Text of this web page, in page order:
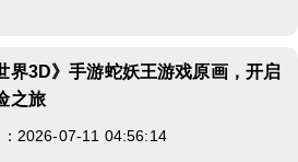
界3D》手游蛇妖王游戏原画，开启
之旅
：2026-07-11 04:56:14